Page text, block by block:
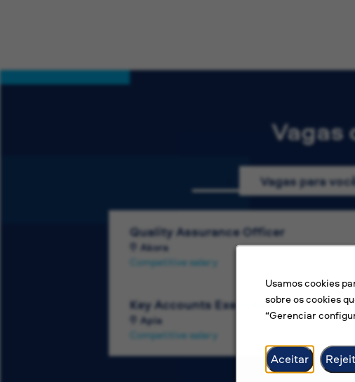
Usamos cookies
sobre os cookies
“Gerenciar
Aceitar
Vagas
Vagas para
Quality Assurance Officer
Akora
Competitive salary
Key Accounts Executive
Apia
Competitive salary